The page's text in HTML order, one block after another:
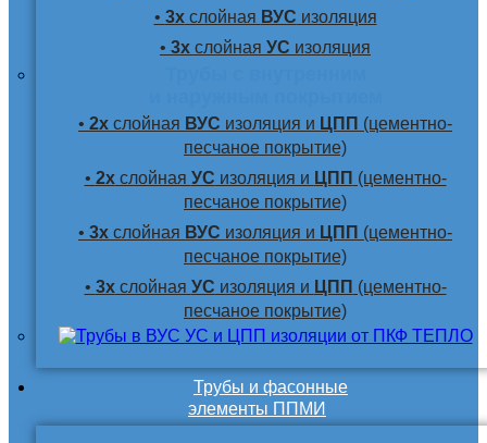
• 3хслойная ВУС изоляция
• 3х слойная УС изоляция
• 2х слойная ВУС изоляция и ЦПП (цементно-
песчаное покрытие)
• 2хслойная УС изоляция и ЦПП (цементно-
песчаное покрытие)
• 3х слойная ВУС изоляция и ЦПП (цементно-
песчаное покрытие)
• 3хслойная УС изоляция и ЦПП (цементно-
песчаное покрытие)
Трубы и фасонные
элементы ППМИ